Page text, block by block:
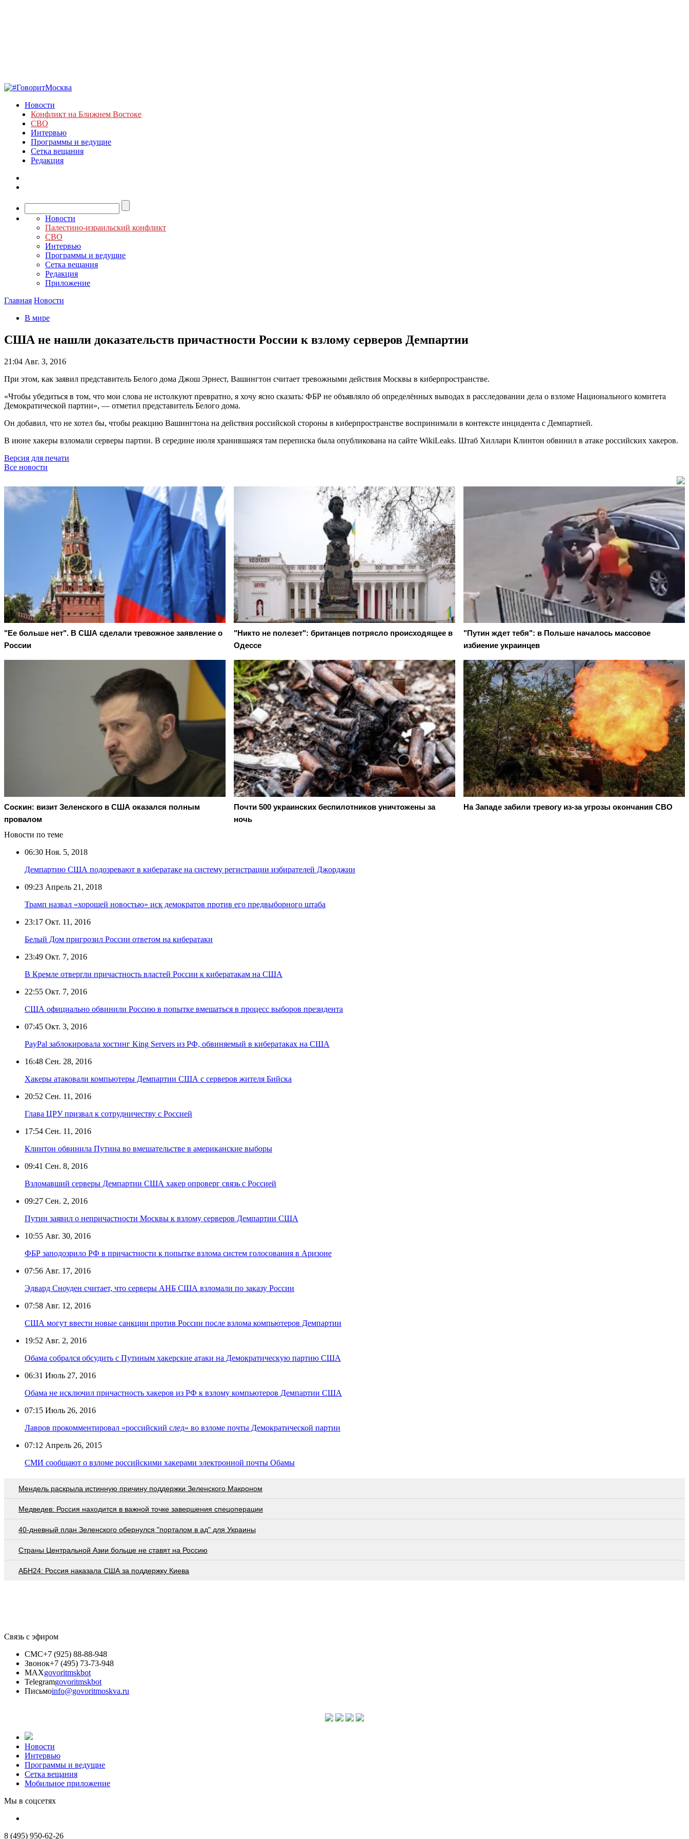
Новости
Конфликт на Ближнем Востоке
СВО
Интервью
Программы и ведущие
Сетка вещания
Редакция
Новости
Палестино-израильский конфликт
СВО
Интервью
Программы и ведущие
Сетка вещания
Редакция
Приложение
Главная Новости
В мире
США не нашли доказательств причастности России к взлому серверов Демпартии
21:04 Авг. 3, 2016
При этом, как заявил представитель Белого дома Джош Эрнест, Вашингтон считает тревожными действия Москвы в киберпространстве.
«Чтобы убедиться в том, что мои слова не истолкуют превратно, я хочу ясно сказать: ФБР не объявляло об определённых выводах в расследовании дела о взломе Национального комитета
Демократической партии», — отметил представитель Белого дома.
Он добавил, что не хотел бы, чтобы реакцию Вашингтона на действия российской стороны в киберпространстве воспринимали в контексте инцидента с Демпартией.
В июне хакеры взломали серверы партии. В середине июля хранившаяся там переписка была опубликована на сайте WikiLeaks. Штаб Хиллари Клинтон обвинил в атаке российских хакеров.
Версия для печати
Все новости
"Ее больше нет". В США сделали тревожное заявление о
России
"Никто не полезет": британцев потрясло происходящее в
Одессе
"Путин ждет тебя": в Польше началось массовое
избиение украинцев
Соскин: визит Зеленского в США оказался полным
провалом
Почти 500 украинских беспилотников уничтожены за
ночь
На Западе забили тревогу из-за угрозы окончания СВО
Новости по теме
06:30 Ноя. 5, 2018
Демпартию США подозревают в кибератаке на систему регистрации избирателей Джорджии
09:23 Апрель 21, 2018
Трамп назвал «хорошей новостью» иск демократов против его предвыборного штаба
23:17 Окт. 11, 2016
Белый Дом пригрозил России ответом на кибератаки
23:49 Окт. 7, 2016
В Кремле отвергли причастность властей России к кибератакам на США
22:55 Окт. 7, 2016
США официально обвинили Россию в попытке вмешаться в процесс выборов президента
07:45 Окт. 3, 2016
PayPal заблокировала хостинг King Servers из РФ, обвиняемый в кибератаках на США
16:48 Сен. 28, 2016
Хакеры атаковали компьютеры Демпартии США с серверов жителя Бийска
20:52 Сен. 11, 2016
Глава ЦРУ призвал к сотрудничеству с Россией
17:54 Сен. 11, 2016
Клинтон обвинила Путина во вмешательстве в американские выборы
09:41 Сен. 8, 2016
Взломавший серверы Демпартии США хакер опроверг связь с Россией
09:27 Сен. 2, 2016
Путин заявил о непричастности Москвы к взлому серверов Демпартии США
10:55 Авг. 30, 2016
ФБР заподозрило РФ в причастности к попытке взлома систем голосования в Аризоне
07:56 Авг. 17, 2016
Эдвард Сноуден считает, что серверы АНБ США взломали по заказу России
07:58 Авг. 12, 2016
США могут ввести новые санкции против России после взлома компьютеров Демпартии
19:52 Авг. 2, 2016
Обама собрался обсудить с Путиным хакерские атаки на Демократическую партию США
06:31 Июль 27, 2016
Обама не исключил причастность хакеров из РФ к взлому компьютеров Демпартии США
07:15 Июль 26, 2016
Лавров прокомментировал «российский след» во взломе почты Демократической партии
07:12 Апрель 26, 2015
СМИ сообщают о взломе российскими хакерами электронной почты Обамы
Мендель раскрыла истинную причину поддержки Зеленского Макроном
Медведев: Россия находится в важной точке завершения спецоперации
40-дневный план Зеленского обернулся "порталом в ад" для Украины
Страны Центральной Азии больше не ставят на Россию
АБН24: Россия наказала США за поддержку Киева
Связь с эфиром
СМС+7 (925) 88-88-948
Звонок+7 (495) 73-73-948
MAXgovoritmskbot
Telegramgovoritmskbot
Письмоinfo@govoritmoskva.ru
Новости
Интервью
Программы и ведущие
Сетка вещания
Мобильное приложение
Мы в соцсетях
8 (495) 950-62-26